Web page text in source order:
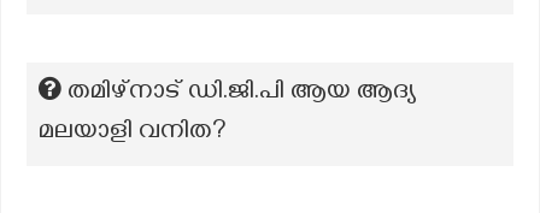
തമിഴ്നാട് ഡി.ജി.പി ആയ ആദ്യ
മലയാളി വനിത?